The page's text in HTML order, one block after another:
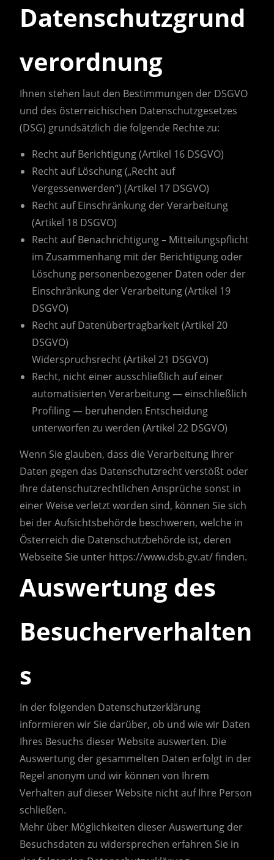
Datenschutzgrund
verordnung
Ihnen stehen laut den Bestimmungen der DSGVO
und des österreichischen Datenschutzgesetzes
(DSG) grundsätzlich die folgende Rechte zu:
Recht auf Berichtigung (Artikel 16 DSGVO)
Recht auf Löschung („Recht auf
Vergessenwerden“) (Artikel 17 DSGVO)
Recht auf Einschränkung der Verarbeitung
(Artikel 18 DSGVO)
Recht auf Benachrichtigung – Mitteilungspflicht
im Zusammenhang mit der Berichtigung oder
Löschung personenbezogener Daten oder der
Einschränkung der Verarbeitung (Artikel 19
DSGVO)
Recht auf Datenübertragbarkeit (Artikel 20
DSGVO)
Widerspruchsrecht (Artikel 21 DSGVO)
Recht, nicht einer ausschließlich auf einer
automatisierten Verarbeitung — einschließlich
Profiling — beruhenden Entscheidung
unterworfen zu werden (Artikel 22 DSGVO)
Wenn Sie glauben, dass die Verarbeitung Ihrer
Daten gegen das Datenschutzrecht verstößt oder
Ihre datenschutzrechtlichen Ansprüche sonst in
einer Weise verletzt worden sind, können Sie sich
bei der Aufsichtsbehörde beschweren, welche in
Österreich die Datenschutzbehörde ist, deren
Webseite Sie unter https://www.dsb.gv.at/ finden.
Auswertung des
Besucherverhalten
s
In der folgenden Datenschutzerklärung
informieren wir Sie darüber, ob und wie wir Daten
Ihres Besuchs dieser Website auswerten. Die
Auswertung der gesammelten Daten erfolgt in der
Regel anonym und wir können von Ihrem
Verhalten auf dieser Website nicht auf Ihre Person
schließen.
Mehr über Möglichkeiten dieser Auswertung der
Besuchsdaten zu widersprechen erfahren Sie in